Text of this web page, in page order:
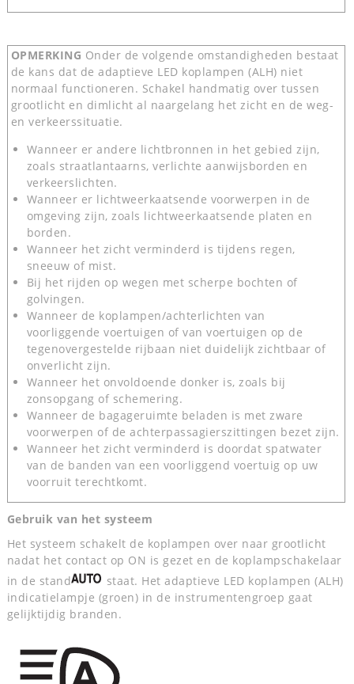
OPMERKING Onder de volgende omstandigheden bestaat
de kans dat de adaptieve LED koplampen (ALH) niet
normaal functioneren. Schakel handmatig over tussen
grootlicht en dimlicht al naargelang het zicht en de weg-
en verkeerssituatie.
Wanneer er andere lichtbronnen in het gebied zijn,
zoals straatlantaarns, verlichte aanwijsborden en
verkeerslichten.
Wanneer er lichtweerkaatsende voorwerpen in de
omgeving zijn, zoals lichtweerkaatsende platen en
borden.
Wanneer het zicht verminderd is tijdens regen,
sneeuw of mist.
Bij het rijden op wegen met scherpe bochten of
golvingen.
Wanneer de koplampen/achterlichten van
voorliggende voertuigen of van voertuigen op de
tegenovergestelde rijbaan niet duidelijk zichtbaar of
onverlicht zijn.
Wanneer het onvoldoende donker is, zoals bij
zonsopgang of schemering.
Wanneer de bagageruimte beladen is met zware
voorwerpen of de achterpassagierszittingen bezet zijn.
Wanneer het zicht verminderd is doordat spatwater
van de banden van een voorliggend voertuig op uw
voorruit terechtkomt.
Gebruik van het systeem
Het systeem schakelt de koplampen over naar grootlicht
nadat het contact op ON is gezet en de koplampschakelaar
in de stand
staat. Het adaptieve LED koplampen (ALH)
indicatielampje (groen) in de instrumentengroep gaat
gelijktijdig branden.